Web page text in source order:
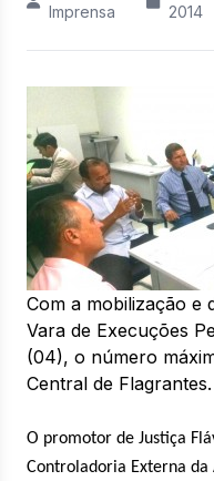
Imprensa
2014
Com a mobilização e
Vara de Execuções
(04), o número
Central de Flagrantes.
O promotor de Justiça
Controladoria Externa